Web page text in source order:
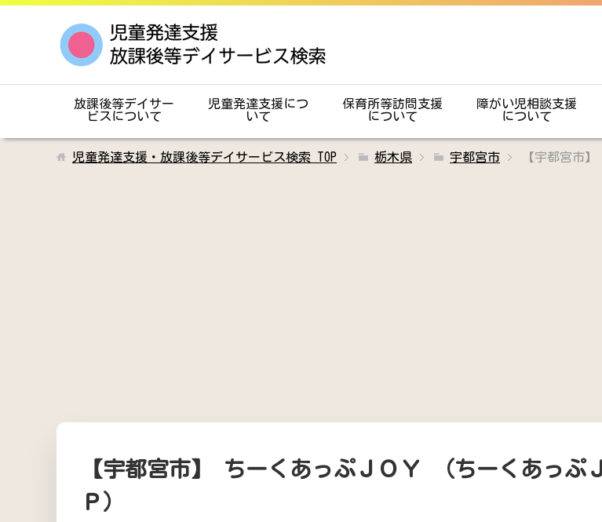
放課後等デイサー
ビスについて
児童発達支援につ
いて
保育所等訪問支援
について
障がい児相談支援
について
児童発達支援・放課後等デイサービス検索 TOP 栃木県 宇都宮市 【宇都宮市
【宇都宮市】 ちーくあっぷＪＯＹ （ちーくあっぷ
Ｐ）